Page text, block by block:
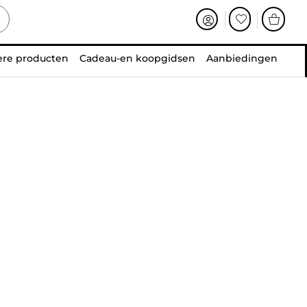
producten Cadeau-en koopgidsen Aanbiedingen